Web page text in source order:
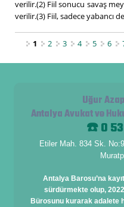
verilir.(2) Fiil sonucu savaş
verilir.(3) Fiil, sadece yabancı
Sayfalar
1 2 3 4 5 6
Uğur
Antalya Avukat ve
☎️ 0
Etiler Mah. 834 Sk.
Antalya Barosu’na
sürdürmekte olup,
Bürosunu kurarak adalete